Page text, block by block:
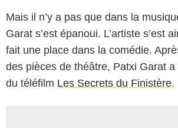
Mais il n’y a pas que dans la
Garat s’est épanoui. L’artiste s’est
fait une place dans la comédie.
des pièces de théâtre, Patxi Garat
du téléfilm Les Secrets du Finistère.